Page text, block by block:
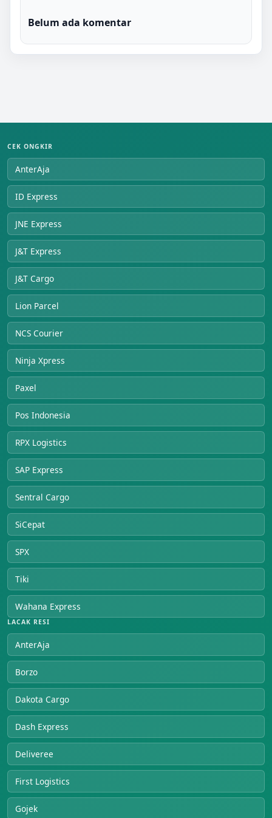
Belum ada komentar
CEK ONGKIR
AnterAja
ID Express
JNE Express
J&T Express
J&T Cargo
Lion Parcel
NCS Courier
Ninja Xpress
Paxel
Pos Indonesia
RPX Logistics
SAP Express
Sentral Cargo
SiCepat
SPX
Tiki
Wahana Express
LACAK RESI
AnterAja
Borzo
Dakota Cargo
Dash Express
Deliveree
First Logistics
Gojek